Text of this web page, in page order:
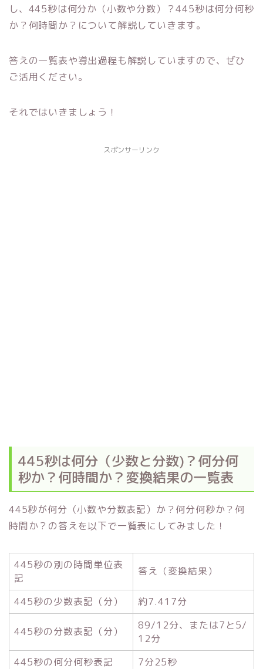
し、445秒は何分か（小数や分数）？445秒は何分何秒
か？何時間か？について解説していきます。
答えの一覧表や導出過程も解説していますので、ぜひ
ご活用ください。
それではいきましょう！
スポンサーリンク
445秒は何分（少数と分数)？何分何
秒か？何時間か？変換結果の一覧表
445秒が何分（小数や分数表記）か？何分何秒か？何
時間か？の答えを以下で一覧表にしてみました！
445秒の別の時間単位表
記
答え（変換結果）
445秒の少数表記（分） 約7.417分
445秒の分数表記（分）
89/12分、または7と5/
12分
445秒の何分何秒表記
7分25秒